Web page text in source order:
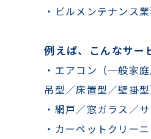
・ビルメンテナンス
例えば、こんなサー
・エアコン（一般家
吊型／床置型／壁掛型
・網戸／窓ガラス／
・カーペットクリー